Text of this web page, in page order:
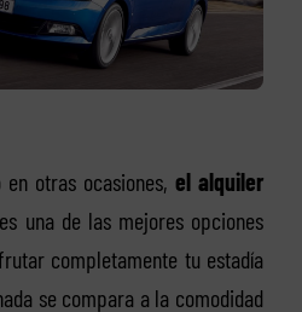
en otras ocasiones,el alquiler
es una de las mejores opciones
completamente tu estadía
se compara a la comodidad